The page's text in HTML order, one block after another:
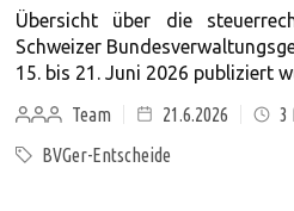
Übersicht über die
Schweizer
15. bis 21. Juni 2026 publiziert
Team
21.6.2026 3
BVGer-Entscheide